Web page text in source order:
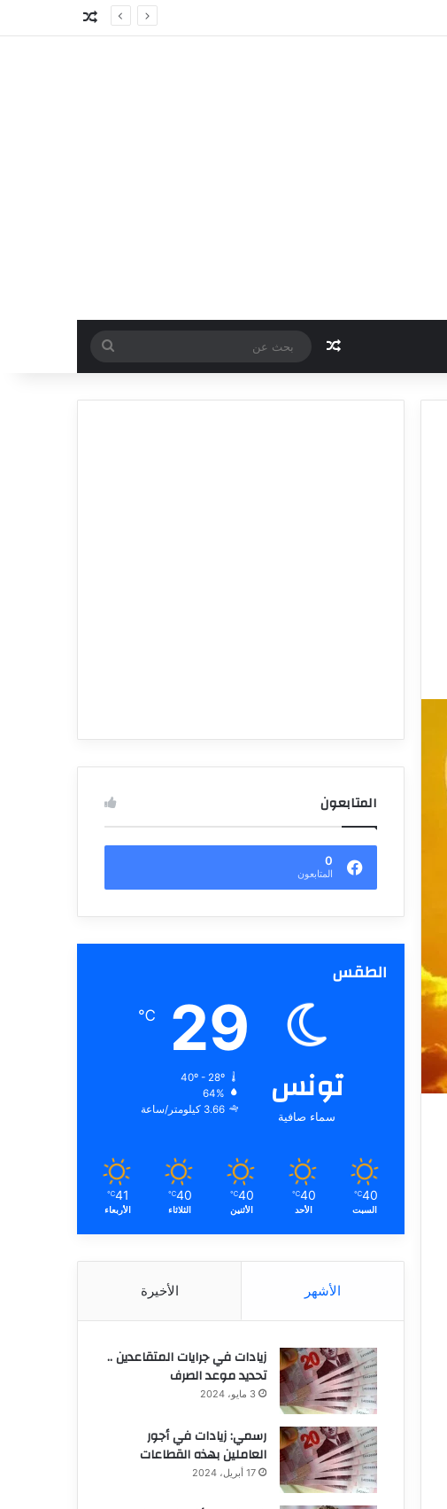
مقال عشوائي
مقال عشوائي
بحث
عن
المتابعون
0
المتابعون
الطقس
تونس
سماء صافية
29
℃
40º - 28º
64%
3.66 كيلومتر/ساعة
40
℃
السبت
40
℃
الأحد
40
℃
الأثنين
40
℃
الثلاثاء
41
℃
الأربعاء
الأشهر الأخيرة
زيادات في جرايات المتقاعدين ..
تحديد موعد الصرف
3 مايو، 2024
رسمي: زيادات في أجور
العاملين بهذه القطاعات
17 أبريل، 2024